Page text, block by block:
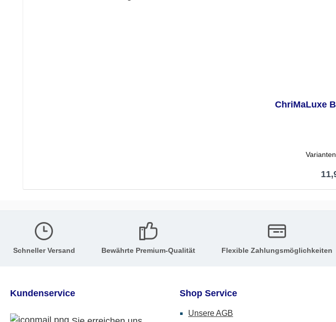
ChriMaLuxe
Schneller Versand Bewährte Premium-Qualität Flexible Zahlungsmöglichkeiten
Kundenservice Shop Service
Unsere AGB